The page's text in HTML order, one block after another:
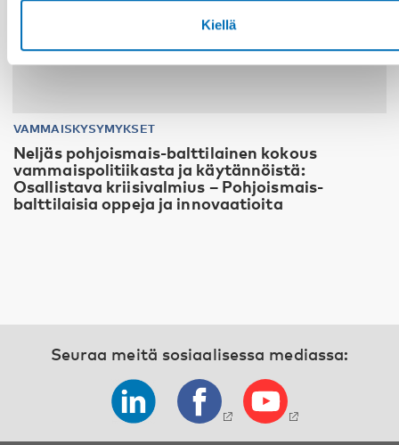
Kiellä
VAMMAISKYSYMYKSET
Neljäs pohjoismais-balttilainen kokous
vammaispolitiikasta ja käytännöistä:
Osallistava kriisivalmius – Pohjoismais-
balttilaisia oppeja ja innovaatioita
Seuraa meitä sosiaalisessa mediassa: